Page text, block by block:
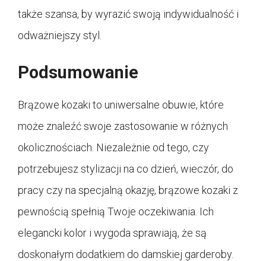
także szansa, by wyrazić swoją indywidualność i
odważniejszy styl.
Podsumowanie
Brązowe kozaki to uniwersalne obuwie, które
może znaleźć swoje zastosowanie w różnych
okolicznościach. Niezależnie od tego, czy
potrzebujesz stylizacji na co dzień, wieczór, do
pracy czy na specjalną okazję, brązowe kozaki z
pewnością spełnią Twoje oczekiwania. Ich
elegancki kolor i wygoda sprawiają, że są
doskonałym dodatkiem do damskiej garderoby.